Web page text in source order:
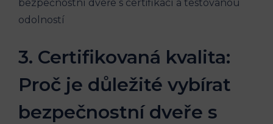
3. Certifikovaná kvalita:
Proč je důležité vybírat
bezpečnostní dveře s